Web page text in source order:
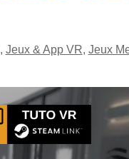
, Jeux & App VR, Jeux